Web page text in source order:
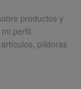
productos y
perfil.
píldoras